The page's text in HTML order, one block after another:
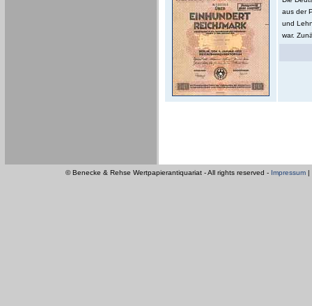
aus der
und
war.
© Benecke & Rehse Wertpapierantiquariat - All rights reserved - Impressum |